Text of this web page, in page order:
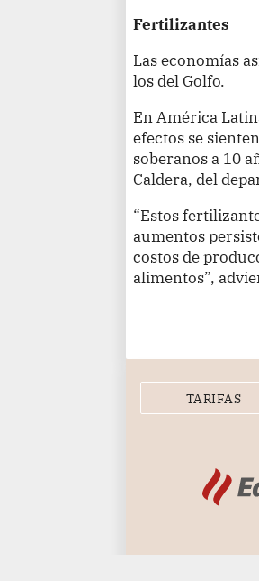
Fertilizantes
Las economías
los del Golfo.
En América
efectos se
soberanos a 10
Caldera, del
“Estos
aumentos
costos de
alimentos”,
TARIFAS